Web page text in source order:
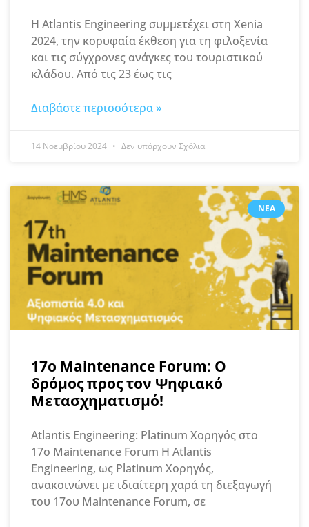
Η Atlantis Engineering συμμετέχει στη Xenia
2024, την κορυφαία έκθεση για τη φιλοξενία
και τις σύγχρονες ανάγκες του τουριστικού
κλάδου. Από τις 23 έως τις
Διαβάστε περισσότερα »
14 Νοεμβρίου 2024 Δεν υπάρχουν Σχόλια
ΝΈΑ
17ο Maintenance Forum: Ο
δρόμος προς τον Ψηφιακό
Μετασχηματισμό!
Atlantis Engineering: Platinum Χορηγός στο
17ο Maintenance Forum Η Atlantis
Engineering, ως Platinum Χορηγός,
ανακοινώνει με ιδιαίτερη χαρά τη διεξαγωγή
του 17ου Maintenance Forum, σε